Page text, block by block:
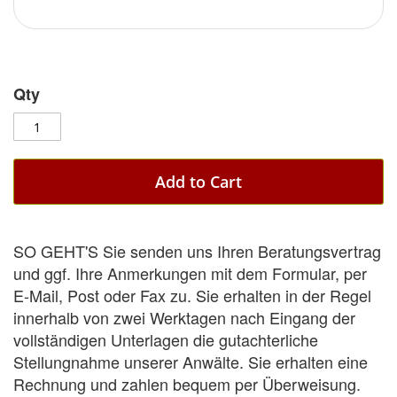
Qty
Add to Cart
SO GEHT'S Sie senden uns Ihren Beratungsvertrag
und ggf. Ihre Anmerkungen mit dem Formular, per
E-Mail, Post oder Fax zu. Sie erhalten in der Regel
innerhalb von zwei Werktagen nach Eingang der
vollständigen Unterlagen die gutachterliche
Stellungnahme unserer Anwälte. Sie erhalten eine
Rechnung und zahlen bequem per Überweisung.